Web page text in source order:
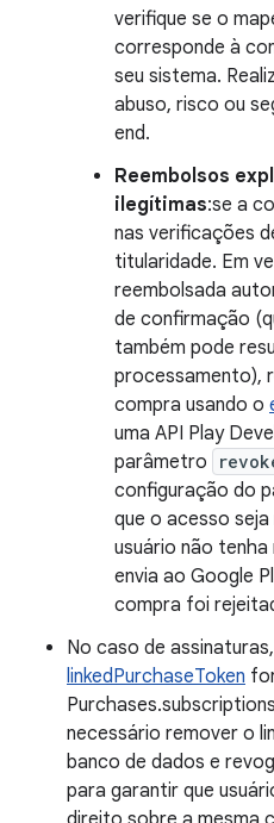
verifique se o
corresponde à
seu sistema.
abuso, risco ou
end.
Reembolsos
ilegítimas:se a
nas verificações
titularidade. Em
reembolsada
de confirmação
também pode
processamento),
compra usando o
uma API Play
parâmetro
configuração do
que o acesso
usuário não
envia ao Google
compra foi
No caso de
linkedPurchaseToken
necessário remover o
banco de dados e
para garantir que